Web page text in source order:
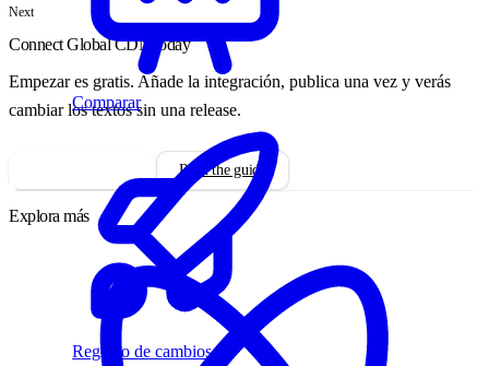
Comparar
Registro de cambios
Next
Connect Global CDN today
Empezar es gratis. Añade la integración, publica una vez y verás
cambiar los textos sin una release.
Read the guide
Explora más